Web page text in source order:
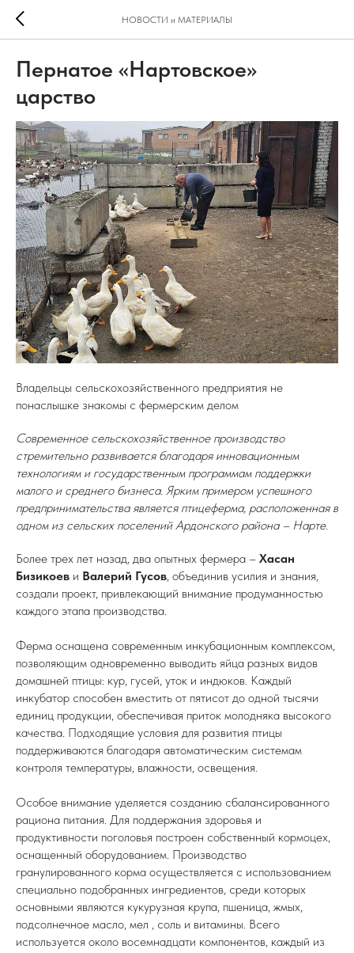
НОВОСТИ и МАТЕРИАЛЫ
Пернатое «Нартовское»
царство
Владельцы сельскохозяйственного предприятия не
понаслышке знакомы с фермерским делом
Современное сельскохозяйственное производство
стремительно развивается благодаря инновационным
технологиям и государственным программам поддержки
малого и среднего бизнеса. Ярким примером успешного
предпринимательства является птицеферма, расположенная в
одном из сельских поселений Ардонского района – Нарте.
Более трех лет назад, два опытных фермера – Хасан
Бизикоев и Валерий Гусов, объединив усилия и знания,
создали проект, привлекающий внимание продуманностью
каждого этапа производства.
Ферма оснащена современным инкубационным комплексом,
позволяющим одновременно выводить яйца разных видов
домашней птицы: кур, гусей, уток и индюков. Каждый
инкубатор способен вместить от пятисот до одной тысячи
единиц продукции, обеспечивая приток молодняка высокого
качества. Подходящие условия для развития птицы
поддерживаются благодаря автоматическим системам
контроля температуры, влажности, освещения.
Особое внимание уделяется созданию сбалансированного
рациона питания. Для поддержания здоровья и
продуктивности поголовья построен собственный кормоцех,
оснащенный оборудованием. Производство
гранулированного корма осуществляется с использованием
специально подобранных ингредиентов, среди которых
основными являются кукурузная крупа, пшеница, жмых,
подсолнечное масло, мел , соль и витамины. Всего
используется около восемнадцати компонентов, каждый из